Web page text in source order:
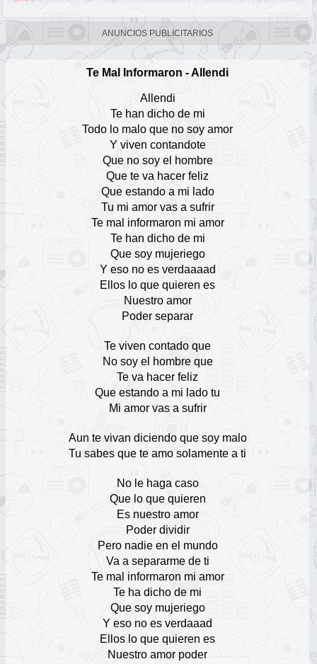
11
Escuchar Música online
Toby Love
Escuchar Música online
Toño Rosario
Escuchar Música online
Juan Luis Guerra 4.40
Escuchar Música online
Luis Segura
Escuchar Música online
Bienvenido Rodríguez
Escuchar Música online
Escuchar Música online
Grupo Musical Canela (CR)
Escuchar Música online
Fernando Villalona
Escuchar Música online
Anthony Santos
Escuchar Música online
Los Nuevos Relámpagos
Escuchar Música online
Escuchar Música online
Eddy Herrera
ANUNCIOS PUBLICITARIOS
Te Mal Informaron - Allendi
Allendi
Te han dicho de mi
Todo lo malo que no soy amor
Y viven contandote
Que no soy el hombre
Que te va hacer feliz
Que estando a mi lado
Tu mi amor vas a sufrir
Te mal informaron mi amor
Te han dicho de mi
Que soy mujeriego
Y eso no es verdaaaad
Ellos lo que quieren es
Nuestro amor
Poder separar
Te viven contado que
No soy el hombre que
Te va hacer feliz
Que estando a mi lado tu
Mi amor vas a sufrir
Aun te vivan diciendo que soy malo
Tu sabes que te amo solamente a ti
No le haga caso
Que lo que quieren
Es nuestro amor
Poder dividir
Pero nadie en el mundo
Va a separarme de ti
Te mal informaron mi amor
Te ha dicho de mi
Que soy mujeriego
Y eso no es verdaaad
Ellos lo que quieren es
Nuestro amor poder